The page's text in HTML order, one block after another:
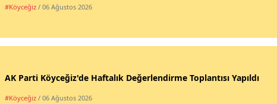
#Köyceğiz / 06 Ağustos 2026
AK Parti Köyceğiz'de Haftalık Değerlendirme Toplantısı Yapıldı
#Köyceğiz / 06 Ağustos 2026